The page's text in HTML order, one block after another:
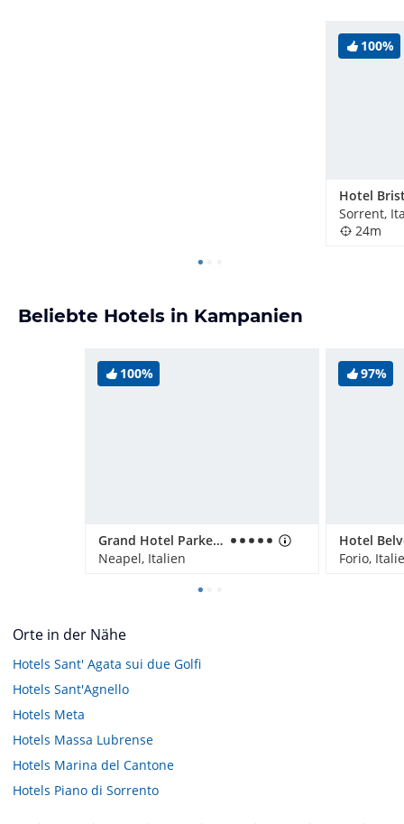
100%
Hotel
Sorrent,
24m
Beliebte Hotels in Kampanien
100%
Grand Hotel Parker's
Neapel, Italien
97%
Hotel
Forio,
Orte in der Nähe
Hotels Sant' Agata sui due Golfi
Hotels Sant'Agnello
Hotels Meta
Hotels Massa Lubrense
Hotels Marina del Cantone
Hotels Piano di Sorrento